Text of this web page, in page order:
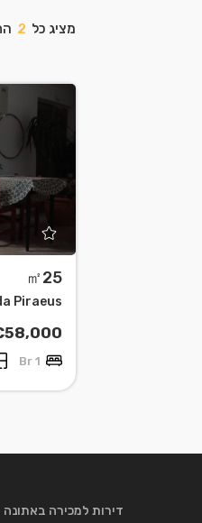
OpenStreetMap
מציג כל 2
㎡25
Piraeus
1 Br
דירות למכירה באתונה